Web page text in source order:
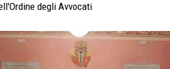
degli Avvocati